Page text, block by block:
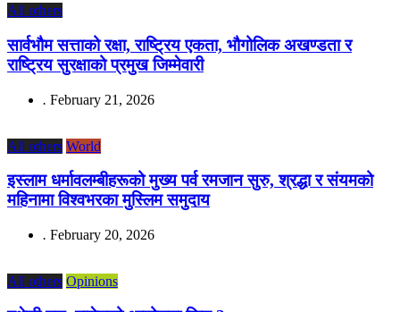
All others
सार्वभौम सत्ताको रक्षा, राष्ट्रिय एकता, भौगोलिक अखण्डता र
राष्ट्रिय सुरक्षाको प्रमुख जिम्मेवारी
. February 21, 2026
All others World
इस्लाम धर्मावलम्बीहरूको मुख्य पर्व रमजान सुरु, श्रद्धा र संयमको
महिनामा विश्वभरका मुस्लिम समुदाय
. February 20, 2026
All others Opinions